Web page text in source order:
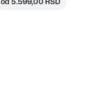
od5.599,00 RSD